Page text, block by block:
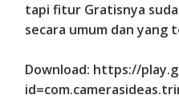
tapi fitur Gratisnya
secara umum dan
Download: https://